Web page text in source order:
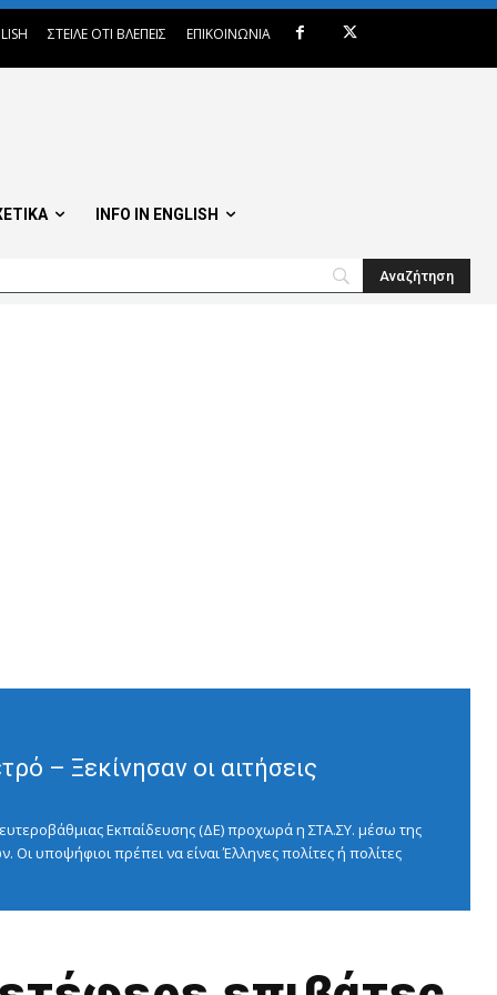
ΣΤΕΙΛΕ ΟΤΙ ΒΛΕΠΕΙΣ ΕΠΙΚΟΙΝΩΝΙΑ
INFO IN ENGLISH
– Ξεκίνησαν οι αιτήσεις
Εκπαίδευσης (ΔΕ) προχωρά η ΣΤΑ.ΣΥ. μέσω της
Οι υποψήφιοι πρέπει να είναι Έλληνες πολίτες ή πολίτες